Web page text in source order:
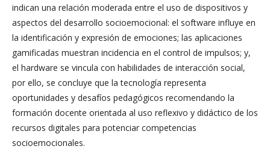
indican una relación moderada entre el uso de dispositivos y
aspectos del desarrollo socioemocional: el software influye en
la identificación y expresión de emociones; las aplicaciones
gamificadas muestran incidencia en el control de impulsos; y,
el hardware se vincula con habilidades de interacción social,
por ello, se concluye que la tecnología representa
oportunidades y desafíos pedagógicos recomendando la
formación docente orientada al uso reflexivo y didáctico de los
recursos digitales para potenciar competencias
socioemocionales.